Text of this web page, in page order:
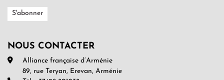
NOUS CONTACTER
Alliance française d’Arménie
89, rue Teryan, Erevan, Arménie